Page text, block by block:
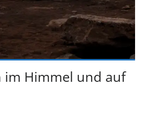
im Himmel und auf